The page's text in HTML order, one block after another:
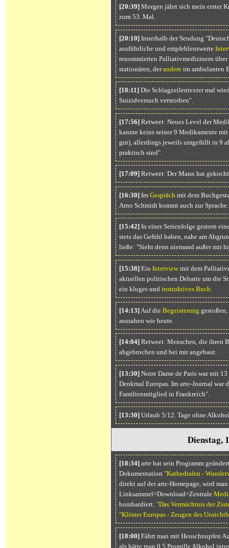
[20:39]Morgen jährt sich mein erster
zum 53. Mal.
[20:10]Innerhalb der Sendung
ausführliche und empfehlenswerte
renommierten Palliativmedizinern
stationären, derandereim ambulanten
[18:11]Die Schlagzeilentexter mal
Suizidversuch verstorben".
[17:56]Retweet: Neues Level der
kannte keins seiner 9 Medikamente mit
gut), allerdings jeweils umgefüllt in 9
praktisch sind".
[17:09]Retweet: Der Mann hat
[16:30]Im Gespräch mit dem
Arno Schmidt kommt auch zur Sprache.
[15:42]In einer Serienfolge gestern
stets das Gefühl haben, nahe am
ließe: "Sieht denn niemand außer mir
[15:38]Ein Interviewmit dem
aktuellen politischen Debatte um die
ein kluges und instruktives Buch.
[14:13]Auf die Begeisterung
aussahen wie heute.
[14:04]Retweet: Menschen, die ihren
abgebrochen und bei mir angebaut.
[13:30]Notre Dame de Paris war mit
Denkmal Europas. Im arte-Journal war
Familienmitglied in Frankreich".
[13:30]Urlaub 5/12. Tage ohne
Dienstag,
[18:34]arte hat sein Programm
Dokumentation "Kathedralen -
direkt auf der arte-Homepage, wird
Linksammel=Download=Zentrale
bombardiert: "Das Vermächtnis der
"Klöster Europas - Zeugen des
[18:00]Fährt man mit Heuschnupfen
als hätte man 0,5 Promille Alkohol